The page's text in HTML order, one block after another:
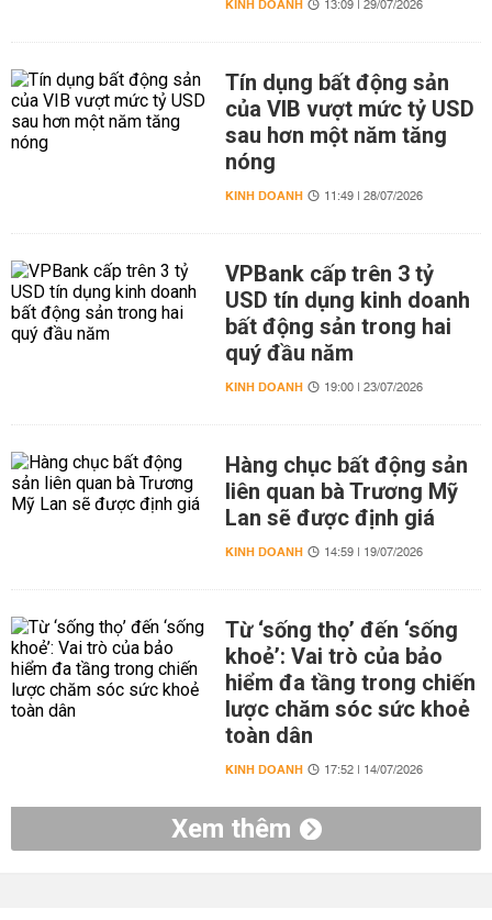
KINH DOANH 13:09 | 29/07/2026
Tín dụng bất động sản
của VIB vượt mức tỷ USD
sau hơn một năm tăng
nóng
KINH DOANH 11:49 | 28/07/2026
VPBank cấp trên 3 tỷ
USD tín dụng kinh doanh
bất động sản trong hai
quý đầu năm
KINH DOANH 19:00 | 23/07/2026
Hàng chục bất động sản
liên quan bà Trương Mỹ
Lan sẽ được định giá
KINH DOANH 14:59 | 19/07/2026
Từ ‘sống thọ’ đến ‘sống
khoẻ’: Vai trò của bảo
hiểm đa tầng trong chiến
lược chăm sóc sức khoẻ
toàn dân
KINH DOANH 17:52 | 14/07/2026
Xem thêm